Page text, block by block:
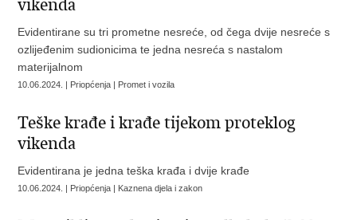
vikenda
Evidentirane su tri prometne nesreće, od čega dvije nesreće s
ozlijeđenim sudionicima te jedna nesreća s nastalom
materijalnom
10.06.2024. | Priopćenja | Promet i vozila
Teške krađe i krađe tijekom proteklog
vikenda
Evidentirana je jedna teška krađa i dvije krađe
10.06.2024. | Priopćenja | Kaznena djela i zakon